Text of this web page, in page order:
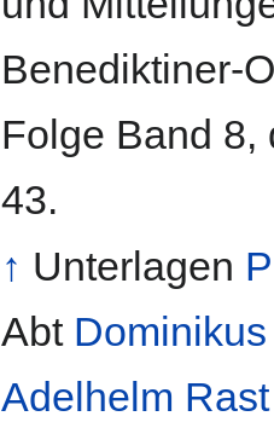
Benediktiner-
Folge Band 8,
43.
↑ Unterlagen
Abt
Adelhelm Rast